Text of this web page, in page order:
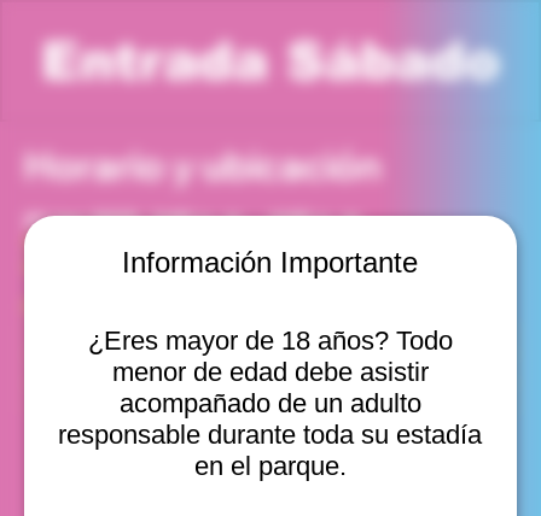
Información Importante
¿Eres mayor de 18 años? Todo
menor de edad debe asistir
acompañado de un adulto
responsable durante toda su estadía
en el parque.
Entrada Sábado
Horario y ubicación
21 jun 2025, 3:00 p. m. – 4:00 p. m.
Viña del Mar, Cam. Internacional 2440, Viña del Mar,
Valparaíso, Chile
sáb, 08 ago, 10:00 a. m.
sáb, 08 ago, 11:00 a. m.
sáb, 08 ago, 12:00 p. m.
Ver 22